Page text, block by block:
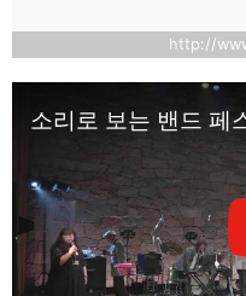
http://
소리로 보는 밴드 페